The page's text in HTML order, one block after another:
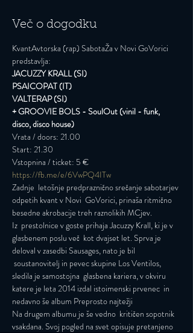
Več o dogodku
KvantAvtorska (rap) SabotaŽa v Novi GoVorici
predstavlja:
JACUZZY KRALL (SI)
PSAICOPAT (IT)
VALTERAP (SI)
+ GROOVIE BOLS - SoulOut (vinil - funk,
disco, disco house)
Vrata / doors: 21.00
Start: 21.30
Vstopnina / ticket: 5 €
https://fb.me/e/6VwPQ4ITw
Zadnje  letošnje predpraznično srečanje sabotarjev
odpetih kvant v Novi  GoVorici, prinaša ritmično
besedne akrobacije treh raznolikih MCjev.
Iz  prestolnice v goste prihaja Jacuzzy Krall, ki je v
glasbenem poslu več  kot dvajset let. Sprva je
deloval v zasedbi Sausages, nato je bil
soustanovitelj in pevec skupine Los Ventilos,
sledila je samostojna  glasbena kariera, v okviru
katere je leta 2014 izdal istoimenski prvenec  in
nedavno še album Preprosto najtežji
Na drugem albumu je še vedno  kritičen sopotnik
vsakdana. Svoj pogled na svet opisuje pretanjeno